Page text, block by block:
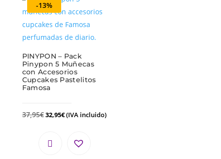
-13%
PINYPON – Pack
Pinypon 5 Muñecas
con Accesorios
Cupcakes Pastelitos
Famosa
37,95€32,95€(IVA incluido)